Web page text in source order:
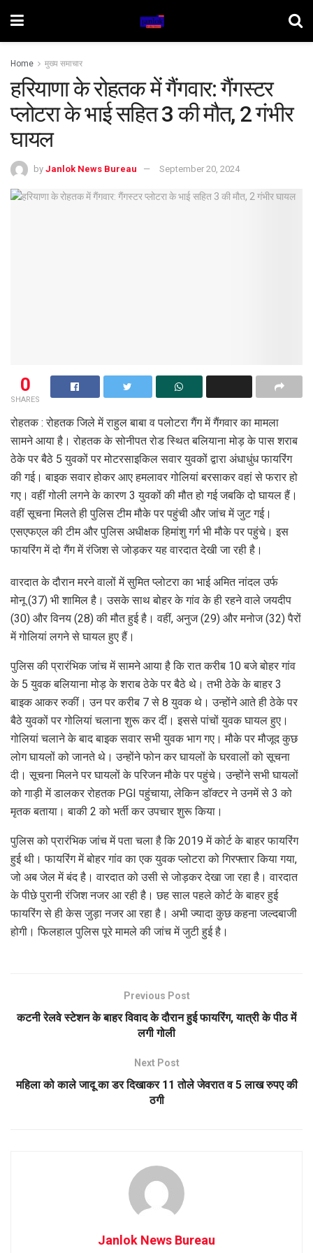
Home मुख्य समाचार
हरियाणा के रोहतक में गैंगवार: गैंगस्टर
प्लोटरा के भाई सहित 3 की मौत, 2 गंभीर
घायल
by Janlok News Bureau September 20, 2024
0
SHARES
रोहतक : रोहतक जिले में राहुल बाबा व पलोटरा गैंग में गैंगवार का मामला
सामने आया है। रोहतक के सोनीपत रोड स्थित बलियाना मोड़ के पास शराब
ठेके पर बैठे 5 युवकों पर मोटरसाइकिल सवार युवकों द्वारा अंधाधुंध फायरिंग
की गई। बाइक सवार होकर आए हमलावर गोलियां बरसाकर वहां से फरार हो
गए। वहीं गोली लगने के कारण 3 युवकों की मौत हो गई जबकि दो घायल हैं।
वहीं सूचना मिलते ही पुलिस टीम मौके पर पहुंची और जांच में जुट गई।
एसएफएल की टीम और पुलिस अधीक्षक हिमांशु गर्ग भी मौके पर पहुंचे। इस
फायरिंग में दो गैंग में रंजिश से जोड़कर यह वारदात देखी जा रही है।
वारदात के दौरान मरने वालों में सुमित प्लोटरा का भाई अमित नांदल उर्फ
मोनू (37) भी शामिल है। उसके साथ बोहर के गांव के ही रहने वाले जयदीप
(30) और विनय (28) की मौत हुई है। वहीं, अनुज (29) और मनोज (32) पैरों
में गोलियां लगने से घायल हुए हैं।
पुलिस की प्रारंभिक जांच में सामने आया है कि रात करीब 10 बजे बोहर गांव
के 5 युवक बलियाना मोड़ के शराब ठेके पर बैठे थे। तभी ठेके के बाहर 3
बाइक आकर रुकीं। उन पर करीब 7 से 8 युवक थे। उन्होंने आते ही ठेके पर
बैठे युवकों पर गोलियां चलाना शुरू कर दीं। इससे पांचों युवक घायल हुए।
गोलियां चलाने के बाद बाइक सवार सभी युवक भाग गए। मौके पर मौजूद कुछ
लोग घायलों को जानते थे। उन्होंने फोन कर घायलों के घरवालों को सूचना
दी। सूचना मिलने पर घायलों के परिजन मौके पर पहुंचे। उन्होंने सभी घायलों
को गाड़ी में डालकर रोहतक PGI पहुंचाया, लेकिन डॉक्टर ने उनमें से 3 को
मृतक बताया। बाकी 2 को भर्ती कर उपचार शुरू किया।
पुलिस को प्रारंभिक जांच में पता चला है कि 2019 में कोर्ट के बाहर फायरिंग
हुई थी। फायरिंग में बोहर गांव का एक युवक प्लोटरा को गिरफ्तार किया गया,
जो अब जेल में बंद है। वारदात को उसी से जोड़कर देखा जा रहा है। वारदात
के पीछे पुरानी रंजिश नजर आ रही है। छह साल पहले कोर्ट के बाहर हुई
फायरिंग से ही केस जुड़ा नजर आ रहा है। अभी ज्यादा कुछ कहना जल्दबाजी
होगी। फिलहाल पुलिस पूरे मामले की जांच में जुटी हुई है।
Previous Post
कटनी रेलवे स्टेशन के बाहर विवाद के दौरान हुई फायरिंग, यात्री के पीठ में
लगी गोली
Next Post
महिला को काले जादू का डर दिखाकर 11 तोले जेवरात व 5 लाख रुपए की
ठगी
Janlok News Bureau